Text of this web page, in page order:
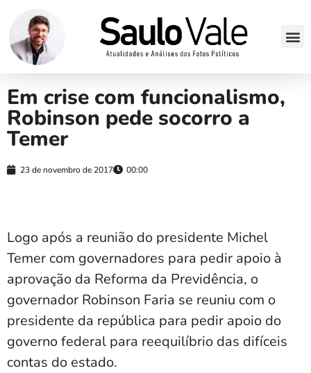
Em crise com funcionalismo,
Robinson pede socorro a
Temer
23 de novembro de 2017 00:00
Logo após a reunião do presidente Michel
Temer com governadores para pedir apoio à
aprovação da Reforma da Previdência, o
governador Robinson Faria se reuniu com o
presidente da república para pedir apoio do
governo federal para reequilíbrio das difíceis
contas do estado.